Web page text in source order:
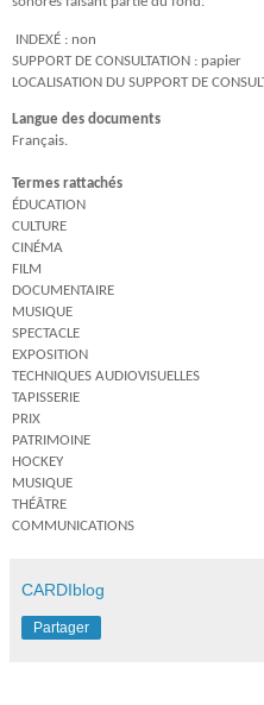
INDEXÉ : non
SUPPORT DE CONSULTATION : papier
LOCALISATION DU SUPPORT DE
Langue des documents
Français.
Termes rattachés
ÉDUCATION
CULTURE
CINÉMA
FILM
DOCUMENTAIRE
MUSIQUE
SPECTACLE
EXPOSITION
TECHNIQUES AUDIOVISUELLES
TAPISSERIE
PRIX
PATRIMOINE
HOCKEY
MUSIQUE
THÉÂTRE
COMMUNICATIONS
CARDIblog
Partager